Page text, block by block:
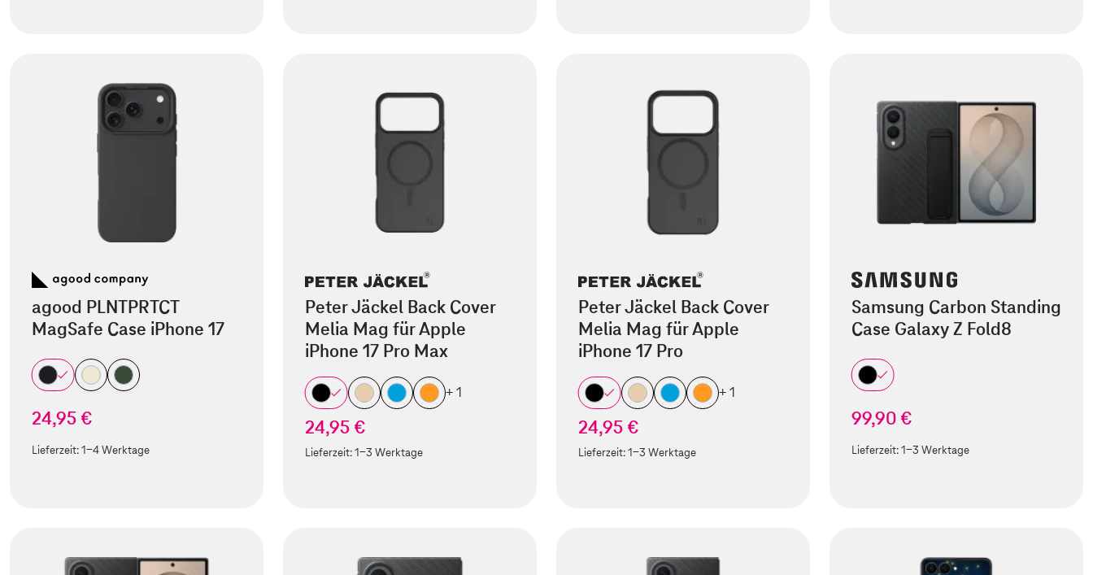
agood PLNTPRTCT
MagSafe Case iPhone 17
24,95 €
Lieferzeit:1-4 Werktage
Peter Jäckel Back Cover
Melia Mag für Apple
iPhone 17 Pro Max
+ 1
24,95 €
Lieferzeit:1-3 Werktage
Peter Jäckel Back Cover
Melia Mag für Apple
iPhone 17 Pro
+ 1
24,95 €
Lieferzeit:1-3 Werktage
Samsung Carbon Standing
Case Galaxy Z Fold8
99,90 €
Lieferzeit:1-3 Werktage